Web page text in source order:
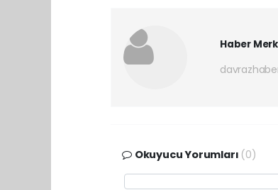
Haber
Okuyucu Yorumları (0)